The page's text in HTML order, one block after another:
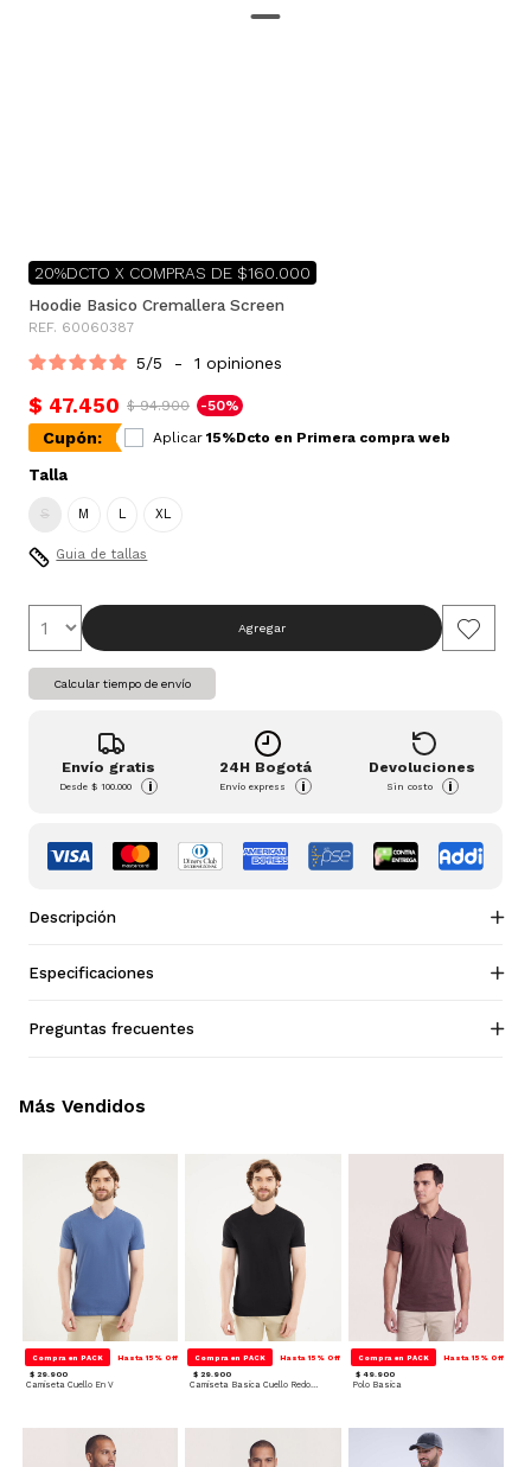
20%DCTO X COMPRAS DE $160.000
Hoodie Basico Cremallera Screen
REF. 60060387
5/5 - 1 opiniones
$ 47.450 $ 94.900 -50%
Cupón: Aplicar 15%Dcto en Primera compra web
Talla
S M L XL
Guia de tallas
Agregar
Calcular tiempo de envío
Envío gratis
Desde$ 100.000 i
24H Bogotá
Envío express i
Devoluciones
Sin costo i
Descripción
Especificaciones
Preguntas frecuentes
Compra en PACK Hasta 15% Off
$ 29.900
Camiseta Cuello En V
Compra en PACK Hasta 15% Off
$ 29.900
Camiseta Basica Cuello Redondo
Compra en PACK Hasta 15% Off
$ 49.900
Polo Basica
Más Vendidos